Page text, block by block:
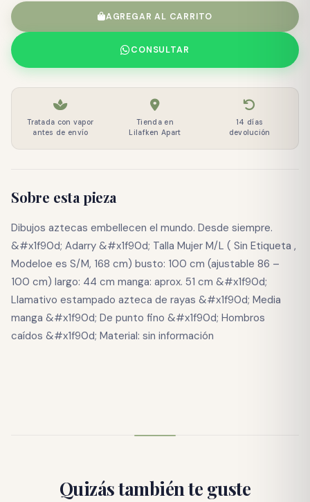
AGREGAR AL CARRITO
CONSULTAR
Tratada con vapor
antes de envío
Tienda en
Lilafken Apart
14 días
devolución
Sobre esta pieza
Dibujos aztecas embellecen el mundo. Desde siempre.
&#x1f90d; Adarry &#x1f90d; Talla Mujer M/L ( Sin Etiqueta ,
Modeloe es S/M, 168 cm) busto: 100 cm (ajustable 86 –
100 cm) largo: 44 cm manga: aprox. 51 cm &#x1f90d;
Llamativo estampado azteca de rayas &#x1f90d; Media
manga &#x1f90d; De punto fino &#x1f90d; Hombros
caídos &#x1f90d; Material: sin información
Quizás también te guste